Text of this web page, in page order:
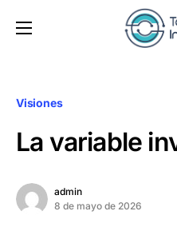
Visiones
La variable
admin
8 de mayo de 2026